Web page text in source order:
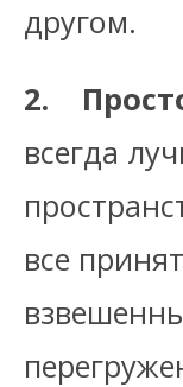
другом.
2.
всегда
все